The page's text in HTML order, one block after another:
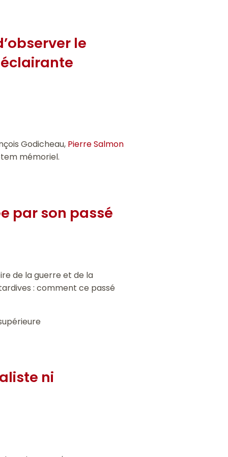
le
Godicheau, Pierre Salmon
mémoriel.
par son passé
de la guerre et de la
: comment ce passé
ni